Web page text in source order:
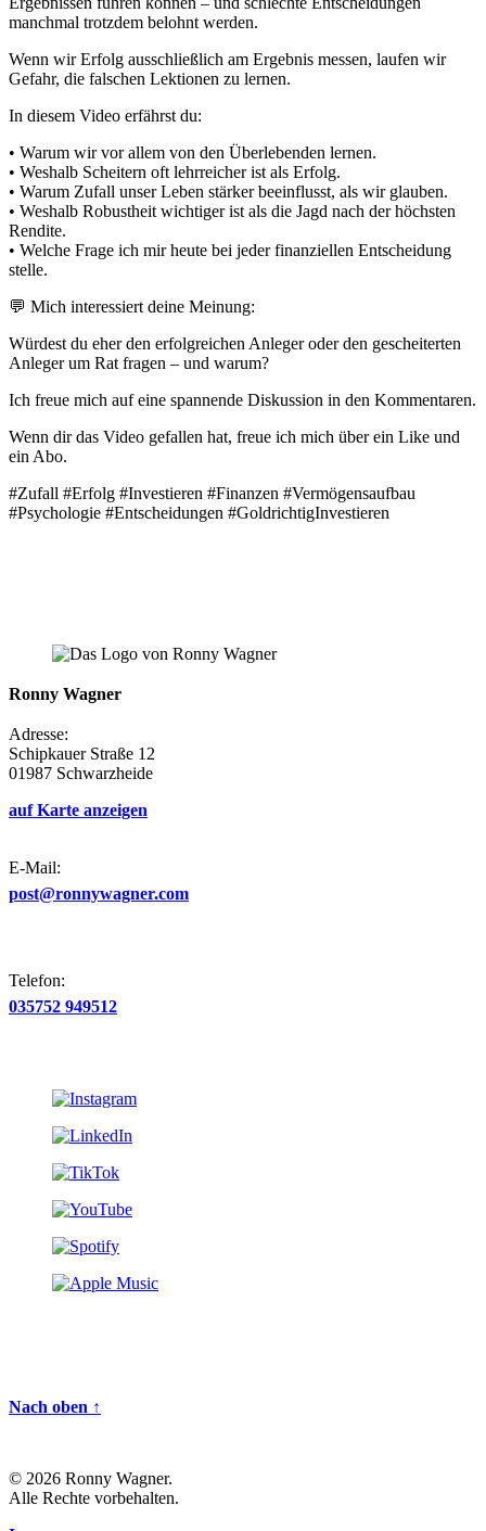
manchmal trotzdem belohnt werden.
Wenn wir Erfolg ausschließlich am Ergebnis messen, laufen wir
Gefahr, die falschen Lektionen zu lernen.
In diesem Video erfährst du:
• Warum wir vor allem von den Überlebenden lernen.
• Weshalb Scheitern oft lehrreicher ist als Erfolg.
• Warum Zufall unser Leben stärker beeinflusst, als wir glauben.
• Weshalb Robustheit wichtiger ist als die Jagd nach der höchsten
Rendite.
• Welche Frage ich mir heute bei jeder finanziellen Entscheidung
stelle.
💬 Mich interessiert deine Meinung:
Würdest du eher den erfolgreichen Anleger oder den gescheiterten
Anleger um Rat fragen – und warum?
Ich freue mich auf eine spannende Diskussion in den Kommentaren.
Wenn dir das Video gefallen hat, freue ich mich über ein Like und
ein Abo.
#Zufall #Erfolg #Investieren #Finanzen #Vermögensaufbau
#Psychologie #Entscheidungen #GoldrichtigInvestieren
Ronny Wagner
Adresse:
Schipkauer Straße 12
01987 Schwarzheide
auf Karte anzeigen
E-Mail:
post@ronnywagner.com
Telefon:
035752 949512
Nach oben ↑
© 2026 Ronny Wagner.
Alle Rechte vorbehalten.